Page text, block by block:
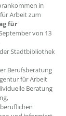
titel ???
in
Arbeit zum
für
von 13
Stadtbibliothek
Berufsberatung
für Arbeit
Beratung